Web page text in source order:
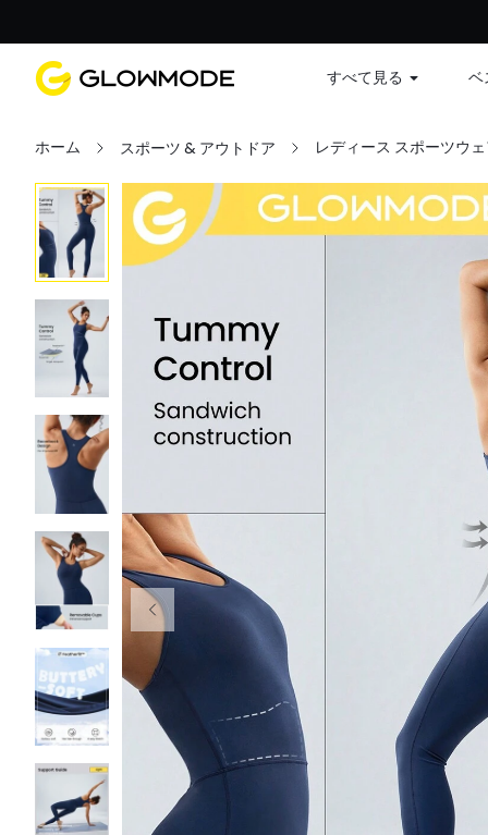
すべて見る ベ
ホーム スポーツ & アウトドア レディース スポーツウ